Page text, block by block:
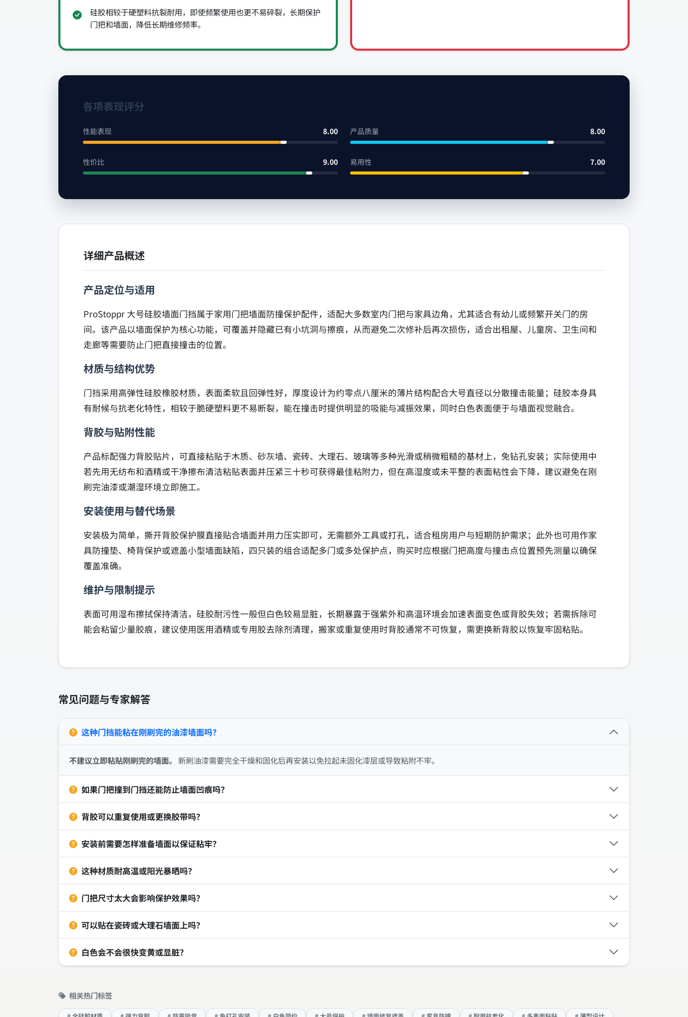
硅胶相较于硬塑料抗裂耐用，即使频繁使用也更不易碎裂，长期保护
门把和墙面，降低长期维修频率。
各项表现评分
性能表现 8.00 产品质量 8.00
性价比 9.00 易用性 7.00
详细产品概述
产品定位与适用
ProStoppr 大号硅胶墙面门挡属于家用门把墙面防撞保护配件，适配大多数室内门把与家具边角，尤其适合有幼儿或频繁开关门的房
间。该产品以墙面保护为核心功能，可覆盖并隐藏已有小坑洞与擦痕，从而避免二次修补后再次损伤，适合出租屋、儿童房、卫生间和
走廊等需要防止门把直接撞击的位置。
材质与结构优势
门挡采用高弹性硅胶橡胶材质，表面柔软且回弹性好，厚度设计为约零点八厘米的薄片结构配合大号直径以分散撞击能量；硅胶本身具
有耐候与抗老化特性，相较于脆硬塑料更不易断裂，能在撞击时提供明显的吸能与减振效果，同时白色表面便于与墙面视觉融合。
背胶与贴附性能
产品标配强力背胶贴片，可直接粘贴于木质、砂灰墙、瓷砖、大理石、玻璃等多种光滑或稍微粗糙的基材上，免钻孔安装；实际使用中
若先用无纺布和酒精或干净擦布清洁粘贴表面并压紧三十秒可获得最佳粘附力，但在高湿度或未平整的表面粘性会下降，建议避免在刚
刷完油漆或潮湿环境立即施工。
安装使用与替代场景
安装极为简单，撕开背胶保护膜直接贴合墙面并用力压实即可，无需额外工具或打孔，适合租房用户与短期防护需求；此外也可用作家
具防撞垫、椅背保护或遮盖小型墙面缺陷，四只装的组合适配多门或多处保护点，购买时应根据门把高度与撞击点位置预先测量以确保
覆盖准确。
维护与限制提示
表面可用湿布擦拭保持清洁，硅胶耐污性一般但白色较易显脏，长期暴露于强紫外和高温环境会加速表面变色或背胶失效；若需拆除可
能会粘留少量胶痕，建议使用医用酒精或专用胶去除剂清理，搬家或重复使用时背胶通常不可恢复，需更换新背胶以恢复牢固粘贴。
常见问题与专家解答
这种门挡能粘在刚刷完的油漆墙面吗？
不建议立即粘贴刚刷完的墙面。 新刷油漆需要完全干燥和固化后再安装以免拉起未固化漆层或导致粘附不牢。
如果门把撞到门挡还能防止墙面凹痕吗？
背胶可以重复使用或更换胶带吗？
安装前需要怎样准备墙面以保证粘牢？
这种材质耐高温或阳光暴晒吗？
门把尺寸太大会影响保护效果吗？
可以贴在瓷砖或大理石墙面上吗？
白色会不会很快变黄或显脏？
相关热门标签